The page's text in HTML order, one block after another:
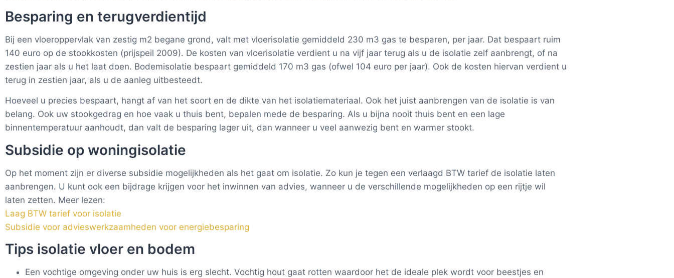
Besparing en terugverdientijd
Bij een vloeroppervlak van zestig m2 begane grond, valt met vloerisolatie gemiddeld 230 m3 gas te besparen, per jaar. Dat bespaart ruim
140 euro op de stookkosten (prijspeil 2009). De kosten van vloerisolatie verdient u na vijf jaar terug als u de isolatie zelf aanbrengt, of na
zestien jaar als u het laat doen. Bodemisolatie bespaart gemiddeld 170 m3 gas (ofwel 104 euro per jaar). Ook de kosten hiervan verdient u
terug in zestien jaar, als u de aanleg uitbesteedt.
Hoeveel u precies bespaart, hangt af van het soort en de dikte van het isolatiemateriaal. Ook het juist aanbrengen van de isolatie is van
belang. Ook uw stookgedrag en hoe vaak u thuis bent, bepalen mede de besparing. Als u bijna nooit thuis bent en een lage
binnentemperatuur aanhoudt, dan valt de besparing lager uit, dan wanneer u veel aanwezig bent en warmer stookt.
Subsidie op woningisolatie
Op het moment zijn er diverse subsidie mogelijkheden als het gaat om isolatie. Zo kun je tegen een verlaagd BTW tarief de isolatie laten
aanbrengen. U kunt ook een bijdrage krijgen voor het inwinnen van advies, wanneer u de verschillende mogelijkheden op een rijtje wil
laten zetten. Meer lezen:
Laag BTW tarief voor isolatie
Subsidie voor advieswerkzaamheden voor energiebesparing
Tips isolatie vloer en bodem
Een vochtige omgeving onder uw huis is erg slecht. Vochtig hout gaat rotten waardoor het de ideale plek wordt voor beestjes en